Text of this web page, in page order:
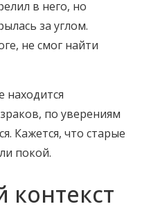
в него, но
за углом.
не смог найти
находится
по уверениям
Кажется, что старые
покой.
контекст